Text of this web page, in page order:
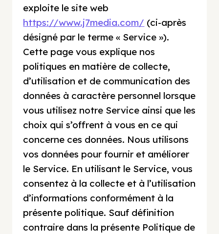
exploite le site web
https://www.j7media.com/ (ci-après
désigné par le terme « Service »).
Cette page vous explique nos
politiques en matière de collecte,
d’utilisation et de communication des
données à caractère personnel lorsque
vous utilisez notre Service ainsi que les
choix qui s’offrent à vous en ce qui
concerne ces données. Nous utilisons
vos données pour fournir et améliorer
le Service. En utilisant le Service, vous
consentez à la collecte et à l’utilisation
d’informations conformément à la
présente politique. Sauf définition
contraire dans la présente Politique de